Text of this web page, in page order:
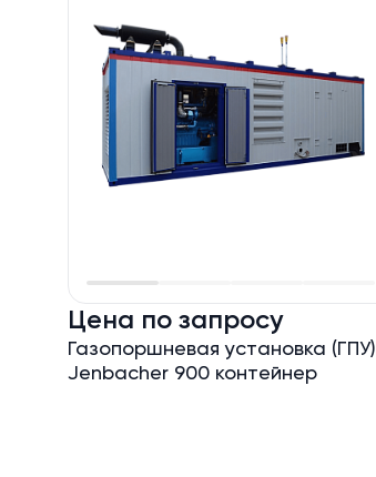
Цена по запросу
Газопоршневая установка (ГПУ)
Jenbacher 900 контейнер